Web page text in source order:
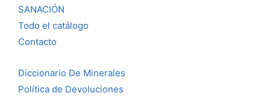
SANACIÓN
Todo el catálogo
Contacto
Diccionario De Minerales
Política de Devoluciones